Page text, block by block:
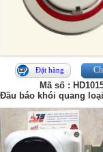
Đặt hàng
Mã số :
Đầu báo khói quang